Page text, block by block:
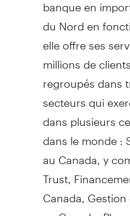
du Nord en
elle offre ses
millions de
regroupés dans
secteurs qui
dans plusieurs
dans le monde :
au Canada , y
Trust,
Canada